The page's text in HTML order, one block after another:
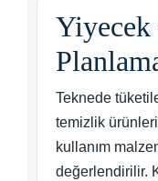
Yiyecek
Teknede
temizlik
kullanım
değerlendirilir.